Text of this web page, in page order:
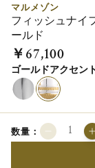
マルメゾン
フィッシュナイ
ールド
￥67,100
ゴールドアクセン
数量：